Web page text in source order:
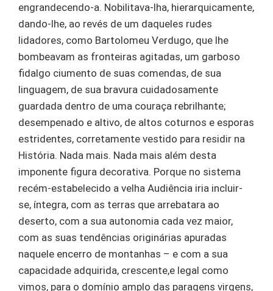
engrandecendo-a. Nobilitava-lha, hierarquicamente,
dando-lhe, ao revés de um daqueles rudes
lidadores, como Bartolomeu Verdugo, que lhe
bombeavam as fronteiras agitadas, um garboso
fidalgo ciumento de suas comendas, de sua
linguagem, de sua bravura cuidadosamente
guardada dentro de uma couraça rebrilhante;
desempenado e altivo, de altos coturnos e esporas
estridentes, corretamente vestido para residir na
História. Nada mais. Nada mais além desta
imponente figura decorativa. Porque no sistema
recém-estabelecido a velha Audiência iria incluir-
se, íntegra, com as terras que arrebatara ao
deserto, com a sua autonomia cada vez maior,
com as suas tendências originárias apuradas
naquele encerro de montanhas – e com a sua
capacidade adquirida, crescente,e legal como
vimos, para o domínio amplo das paragens virgens,